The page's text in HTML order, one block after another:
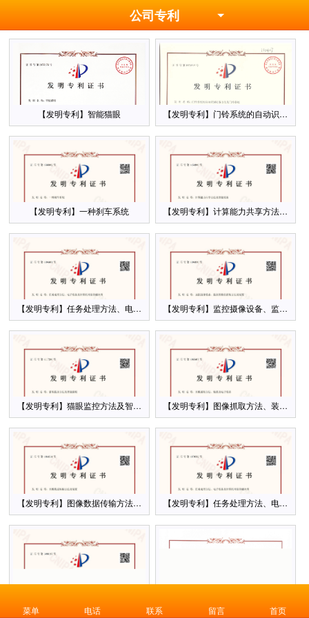
公司专利
【发明专利】智能猫眼 【发明专利】门铃系统的自动识别访客
【发明专利】一种刹车系统 【发明专利】计算能力共享方法及智能
【发明专利】任务处理方法、电子设备及计算机可读存储介质发明专利证书
【发明专利】监控摄像设备、监控图
【发明专利】猫眼监控方法及智能猫眼 【发明专利】图像抓取方法、装置及电
【发明专利】图像数据传输方法及装置 【发明专利】任务处理方法、电子设
菜单
电话 联系 留言 首页